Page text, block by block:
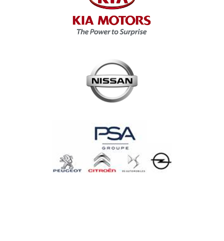
Investigación Antropológica para
solucionar retos de nuestros negocios
–
David del Amo (El viaje de Walker)
PATROCINADORES